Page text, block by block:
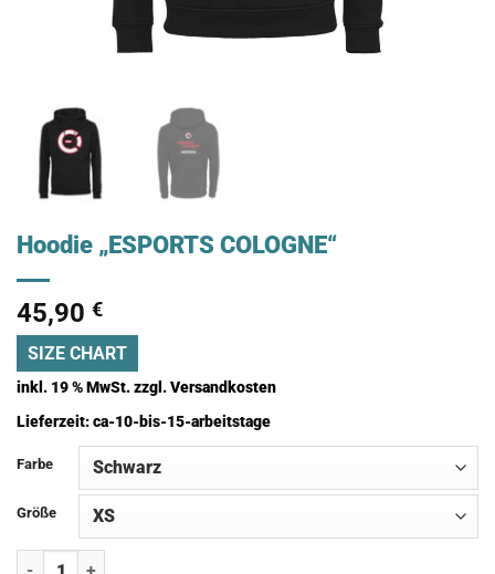
Hoodie „ESPORTS COLOGNE“
45,90 €
SIZE CHART
inkl. 19 % MwSt.zzgl.Versandkosten
Lieferzeit:ca-10-bis-15-arbeitstage
Farbe
Größe
Hoodie "ESPORTS COLOGNE" Menge